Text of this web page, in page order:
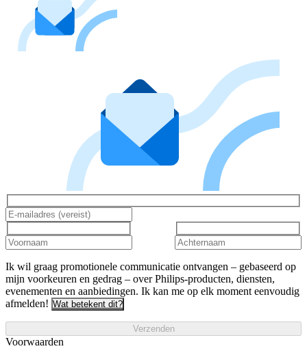
Ik wil graag promotionele communicatie ontvangen – gebaseerd op
mijn voorkeuren en gedrag – over Philips-producten, diensten,
evenementen en aanbiedingen. Ik kan me op elk moment eenvoudig
afmelden! Wat betekent dit?
Verzenden
Voorwaarden